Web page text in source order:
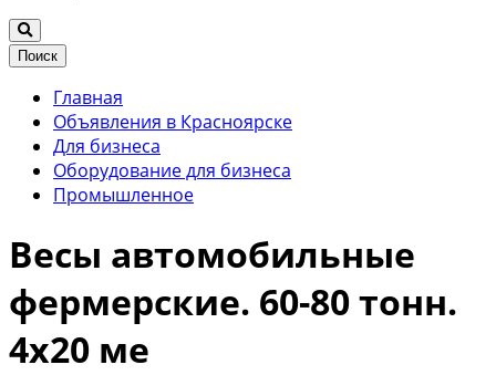
Поиск
Главная
Объявления в Красноярске
Для бизнеса
Оборудование для бизнеса
Промышленное
Весы автомобильные
фермерские. 60-80 тонн.
4х20 ме